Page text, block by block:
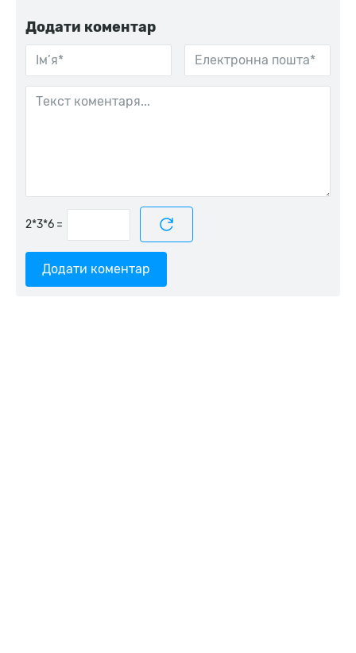
Додати коментар
=
Додати коментар